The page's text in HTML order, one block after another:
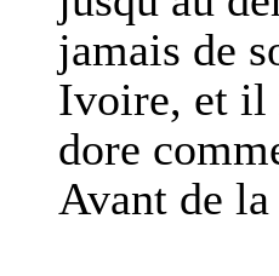
jamais de
Ivoire, et il
dore
Avant de